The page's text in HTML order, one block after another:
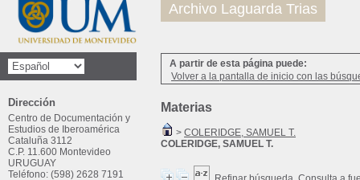
A partir de esta página puede:
Volver a la pantalla de inicio con las
Materias
> COLERIDGE, SAMUEL T.
COLERIDGE, SAMUEL T.
Archivo Laguarda Trias
Dirección
Centro de Documentación y
Estudios de Iberoamérica
Cataluña 3112
C.P. 11.600 Montevideo
URUGUAY
Teléfono: (598) 2628 7191